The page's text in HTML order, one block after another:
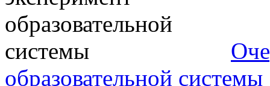
образовательной системы